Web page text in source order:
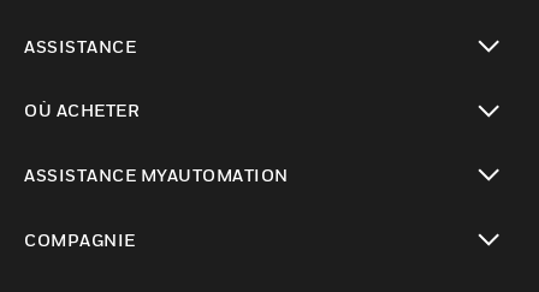
ASSISTANCE
OÙ ACHETER
ASSISTANCE MYAUTOMATION
COMPAGNIE